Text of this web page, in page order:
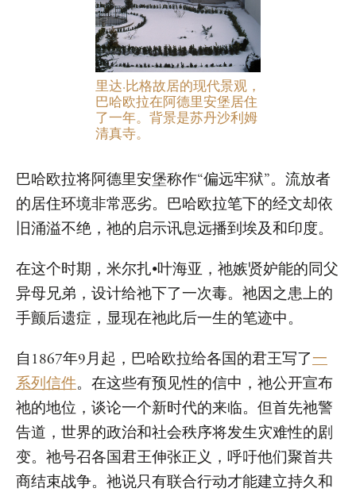
里达·比格故居的现代景观，
巴哈欧拉在阿德里安堡居住
了一年。背景是苏丹沙利姆
清真寺。
巴哈欧拉将阿德里安堡称作“偏远牢狱”。流放者
的居住环境非常恶劣。巴哈欧拉笔下的经文却依
旧涌溢不绝，祂的启示讯息远播到埃及和印度。
在这个时期，米尔扎•叶海亚，祂嫉贤妒能的同父
异母兄弟，设计给祂下了一次毒。祂因之患上的
手颤后遗症，显现在祂此后一生的笔迹中。
自1867年9月起，巴哈欧拉给各国的君王写了一
系列信件。在这些有预见性的信中，祂公开宣布
祂的地位，谈论一个新时代的来临。但首先祂警
告道，世界的政治和社会秩序将发生灾难性的剧
变。祂号召各国君王伸张正义，呼吁他们聚首共
商结束战争。祂说只有联合行动才能建立持久和